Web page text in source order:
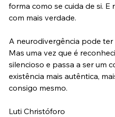
forma como se cuida de si.
com mais verdade.
A neurodivergência pode
Mas uma vez que é
silencioso e passa a ser um
existência mais autêntica,
consigo mesmo.
Luti Christóforo